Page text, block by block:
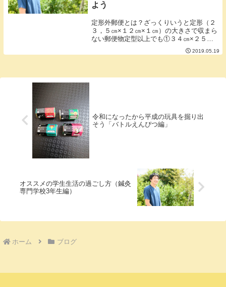
よう
定形外郵便とは？ざっくりいうと定形（２
３，５㎝×１２㎝×１㎝）の大きさで収まら
ない郵便物定型以上でも①３４㎝×２５㎝×
３㎝以内に収まる場合②３辺の合計が９０
㎝以内で1辺の最大が６０ｃｍ以下で値段
2019.05.19
令和になったから平成の玩具を掘り出
そう「バトルえんぴつ編」
オススメの学生生活の過ごし方（鍼灸
専門学校3年生編）
ホーム ブログ